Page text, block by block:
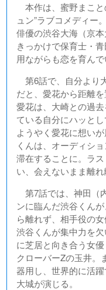
本作は、蜜野まこと
ュン”ラブコメディー
俳優の渋谷大海（京
きっかけで保育士・
用ながらも恋を育んで
第6話で、自分より
だと、愛花から距離
愛花は、大崎との過
ている自分にハッと
ようやく愛花に想い
くんは、オーディシ
滞在することに。ラ
い、会えないまま離
第7話では、神田（
ンに臨んだ渋谷くん
ら離れず、相手役の
渋谷くんが集中力を
に芝居と向き合う女
クローバーZの玉井。
器用し、世界的に活
大城が演じる。